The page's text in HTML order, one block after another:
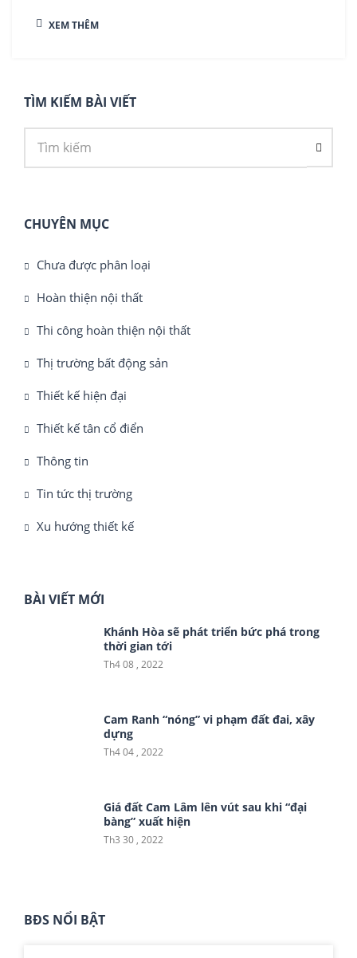
XEM THÊM
TÌM KIẾM BÀI VIẾT
CHUYÊN MỤC
Chưa được phân loại
Hoàn thiện nội thất
Thi công hoàn thiện nội thất
Thị trường bất động sản
Thiết kế hiện đại
Thiết kế tân cổ điển
Thông tin
Tin tức thị trường
Xu hướng thiết kế
BÀI VIẾT MỚI
Khánh Hòa sẽ phát triển bức phá trong
thời gian tới
Th4 08 , 2022
Cam Ranh “nóng” vi phạm đất đai, xây
dựng
Th4 04 , 2022
Giá đất Cam Lâm lên vút sau khi “đại
bàng” xuất hiện
Th3 30 , 2022
BĐS NỔI BẬT